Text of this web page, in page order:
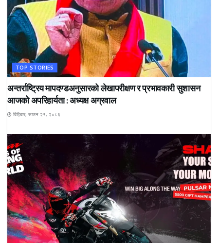
TOP STORIES
अन्तर्राष्ट्रिय मापदण्डअनुसारको लेखापरीक्षण र प्रभावकारी सुशासन
आजको अपरिहार्यता : अध्यक्ष अग्रवाल
बिहिबार, साउन २१, २०८३